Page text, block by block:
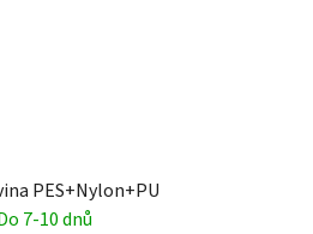
PES+Nylon+PU
7-10 dnů